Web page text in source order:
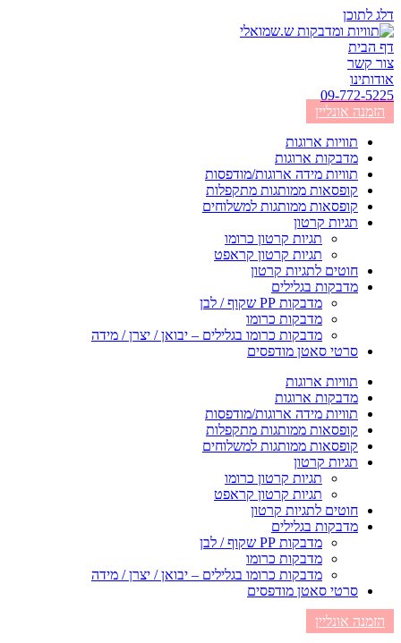
דלג לתוכן
דף הבית
צור קשר
אודותינו
09-772-5225
הזמנה אונליין
תוויות ארוגות
מדבקות ארוגות
תוויות מידה ארוגות/מודפסות
קופסאות ממותגות מתקפלות
קופסאות ממותגות למשלוחים
תגיות קרטון
תגיות קרטון כרומו
תגיות קרטון קראפט
חוטים לתגיות קרטון
מדבקות בגלילים
מדבקות PP שקוף / לבן
מדבקות כרומו
מדבקות כרומו בגלילים – יבואן / יצרן / מידה
סרטי סאטן מודפסים
תוויות ארוגות
מדבקות ארוגות
תוויות מידה ארוגות/מודפסות
קופסאות ממותגות מתקפלות
קופסאות ממותגות למשלוחים
תגיות קרטון
תגיות קרטון כרומו
תגיות קרטון קראפט
חוטים לתגיות קרטון
מדבקות בגלילים
מדבקות PP שקוף / לבן
מדבקות כרומו
מדבקות כרומו בגלילים – יבואן / יצרן / מידה
סרטי סאטן מודפסים
הזמנה אונליין